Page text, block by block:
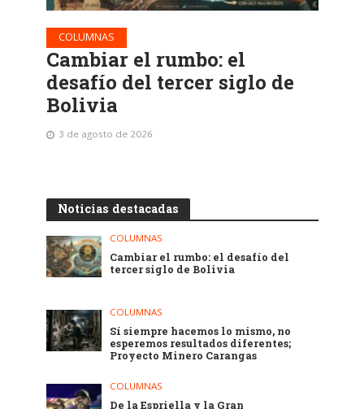
COLUMNAS
Cambiar el rumbo: el
desafío del tercer siglo de
Bolivia
3 de agosto de 2026
Noticias destacadas
COLUMNAS
Cambiar el rumbo: el desafío del
tercer siglo de Bolivia
COLUMNAS
Sí siempre hacemos lo mismo, no
esperemos resultados diferentes;
Proyecto Minero Carangas
COLUMNAS
De la Espriella y la Gran